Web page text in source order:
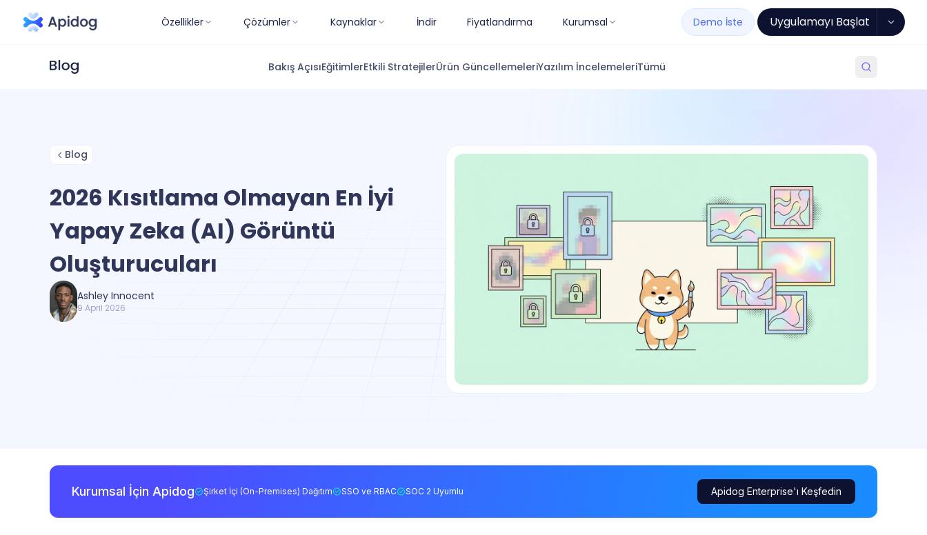
Özellikler Çözümler Kaynaklar İndir Fiyatlandırma Kurumsal Demo İste Uygulamayı Başlat
Bakış AçısıEğitimlerEtkili StratejilerÜrün GüncellemeleriYazılım İncelemeleriTümü
Blog
2026 Kısıtlama Olmayan En İyi
Yapay Zeka (AI) Görüntü
Oluşturucuları
Ashley Innocent
9 April 2026
Kurumsal İçin Apidog Şirket İçi (On-Premises) Dağıtım SSO ve RBAC SOC 2 Uyumlu Apidog Enterprise'ı Keşfedin